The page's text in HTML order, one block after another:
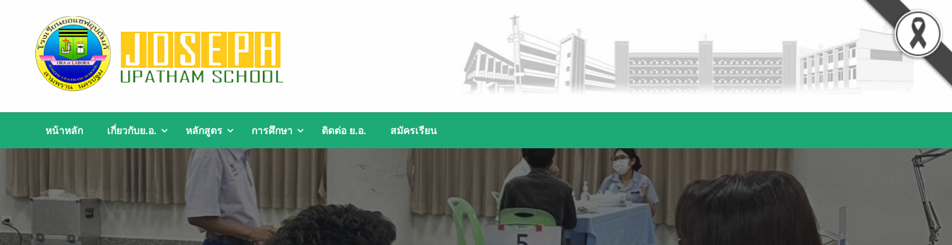
content
หน้าหลัก เกี่ยวกับย.อ. หลักสูตร การศึกษา ติดต่อ ย.อ. สมัครเรียน